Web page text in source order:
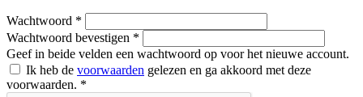
Wachtwoord *
Wachtwoord bevestigen *
Geef in beide velden een wachtwoord op voor het nieuwe account.
Ik heb de voorwaarden gelezen en ga akkoord met deze
voorwaarden. *